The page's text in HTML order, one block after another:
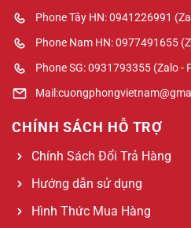
Phone Tây HN: 0941226991
Phone Nam HN: 0977491655
Phone SG: 0931793355 (Zalo -
CHÍNH SÁCH HỖ TRỢ
Chính Sách Đổi Trả Hàng
Hướng dẫn sử dụng
Hình Thức Mua Hàng